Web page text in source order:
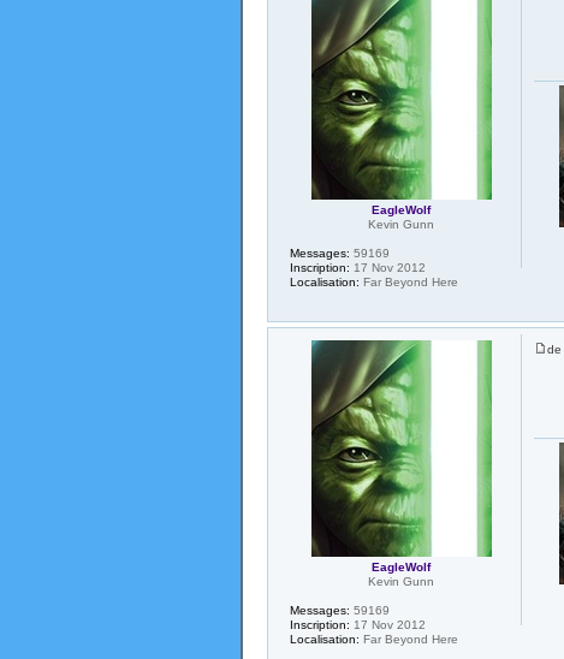
EagleWolf
Kevin Gunn
Messages: 59169
Inscription: 17 Nov 2012
Localisation: Far Beyond Here
de
EagleWolf
Kevin Gunn
Messages: 59169
Inscription: 17 Nov 2012
Localisation: Far Beyond Here